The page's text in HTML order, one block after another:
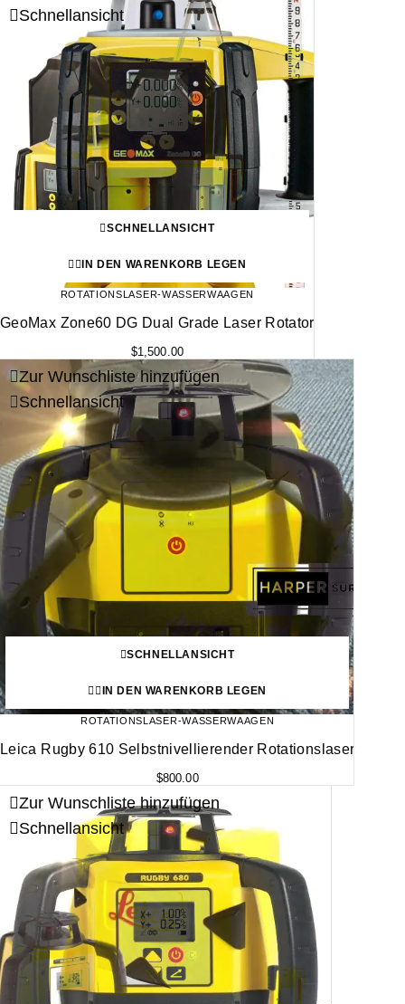
Schnellansicht
SCHNELLANSICHT
IN DEN WARENKORB LEGEN
ROTATIONSLASER-WASSERWAAGEN
GeoMax Zone60 DG Dual Grade Laser Rotator
$1,500.00
Zur Wunschliste hinzufügen
Schnellansicht
SCHNELLANSICHT
IN DEN WARENKORB LEGEN
ROTATIONSLASER-WASSERWAAGEN
Leica Rugby 610 Selbstnivellierender Rotationslaser
$800.00
Zur Wunschliste hinzufügen
Schnellansicht